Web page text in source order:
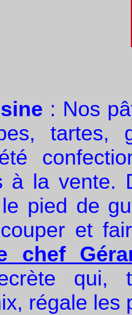
: Nos
tartes,
à la vente.
pied de
et
chef
qui,
régale les